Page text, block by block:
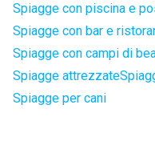
Spiagge con piscina e
Spiagge con bar e
Spiagge con campi di
Spiagge attrezzate
Spiagge per cani